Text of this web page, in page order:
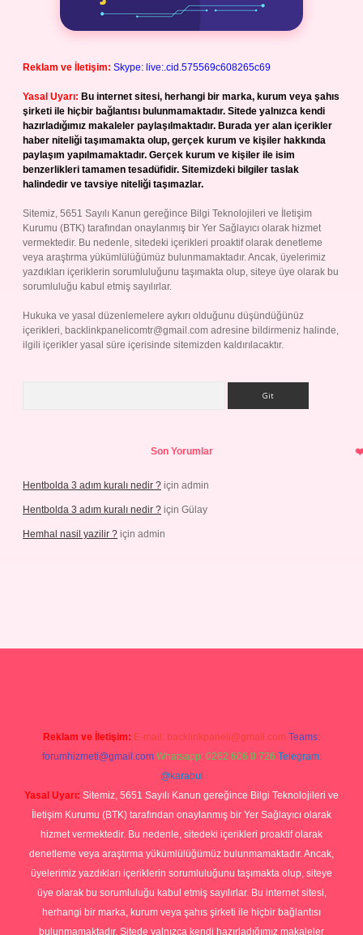
Reklam ve İletişim: Skype: live:.cid.575569c608265c69
Yasal Uyarı: Bu internet sitesi, herhangi bir marka, kurum veya şahıs
şirketi ile hiçbir bağlantısı bulunmamaktadır. Sitede yalnızca kendi
hazırladığımız makaleler paylaşılmaktadır. Burada yer alan içerikler
haber niteliği taşımamakta olup, gerçek kurum ve kişiler hakkında
paylaşım yapılmamaktadır. Gerçek kurum ve kişiler ile isim
benzerlikleri tamamen tesadüfidir. Sitemizdeki bilgiler taslak
halindedir ve tavsiye niteliği taşımazlar.
Sitemiz, 5651 Sayılı Kanun gereğince Bilgi Teknolojileri ve İletişim
Kurumu (BTK) tarafından onaylanmış bir Yer Sağlayıcı olarak hizmet
vermektedir. Bu nedenle, sitedeki içerikleri proaktif olarak denetleme
veya araştırma yükümlülüğümüz bulunmamaktadır. Ancak, üyelerimiz
yazdıkları içeriklerin sorumluluğunu taşımakta olup, siteye üye olarak bu
sorumluluğu kabul etmiş sayılırlar.
Hukuka ve yasal düzenlemelere aykırı olduğunu düşündüğünüz
içerikleri, backlinkpanelicomtr@gmail.com adresine bildirmeniz halinde,
ilgili içerikler yasal süre içerisinde sitemizden kaldırılacaktır.
Son Yorumlar
Hentbolda 3 adım kuralı nedir ? için admin
Hentbolda 3 adım kuralı nedir ? için Gülay
Hemhal nasil yazilir ? için admin
Reklam ve İletişim: E-mail: backlinkpaneli@gmail.com Teams:
forumhizmeti@gmail.com Whatsapp: 0262 606 0 726 Telegram:
@karabul
Yasal Uyarı: Sitemiz, 5651 Sayılı Kanun gereğince Bilgi Teknolojileri ve
İletişim Kurumu (BTK) tarafından onaylanmış bir Yer Sağlayıcı olarak
hizmet vermektedir. Bu nedenle, sitedeki içerikleri proaktif olarak
denetleme veya araştırma yükümlülüğümüz bulunmamaktadır. Ancak,
üyelerimiz yazdıkları içeriklerin sorumluluğunu taşımakta olup, siteye
üye olarak bu sorumluluğu kabul etmiş sayılırlar. Bu internet sitesi,
herhangi bir marka, kurum veya şahıs şirketi ile hiçbir bağlantısı
bulunmamaktadır. Sitede yalnızca kendi hazırladığımız makaleler